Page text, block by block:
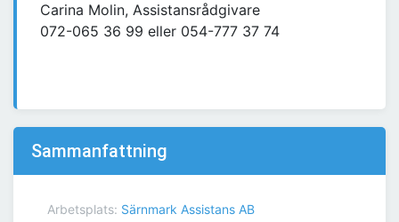
Carina Molin, Assistansrådgivare
072-065 36 99 eller 054-777 37 74
Sammanfattning
Arbetsplats: Särnmark Assistans AB